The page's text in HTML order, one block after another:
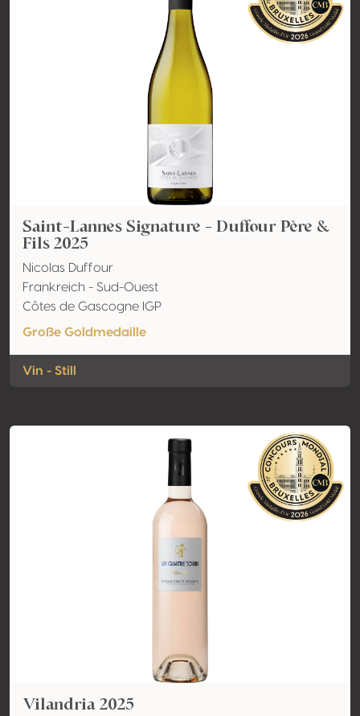
Saint-Lannes Signature - Duffour Père &
Fils 2025
Nicolas Duffour
Frankreich - Sud-Ouest
Côtes de Gascogne IGP
Große Goldmedaille
Vin - Still
Vilandria 2025